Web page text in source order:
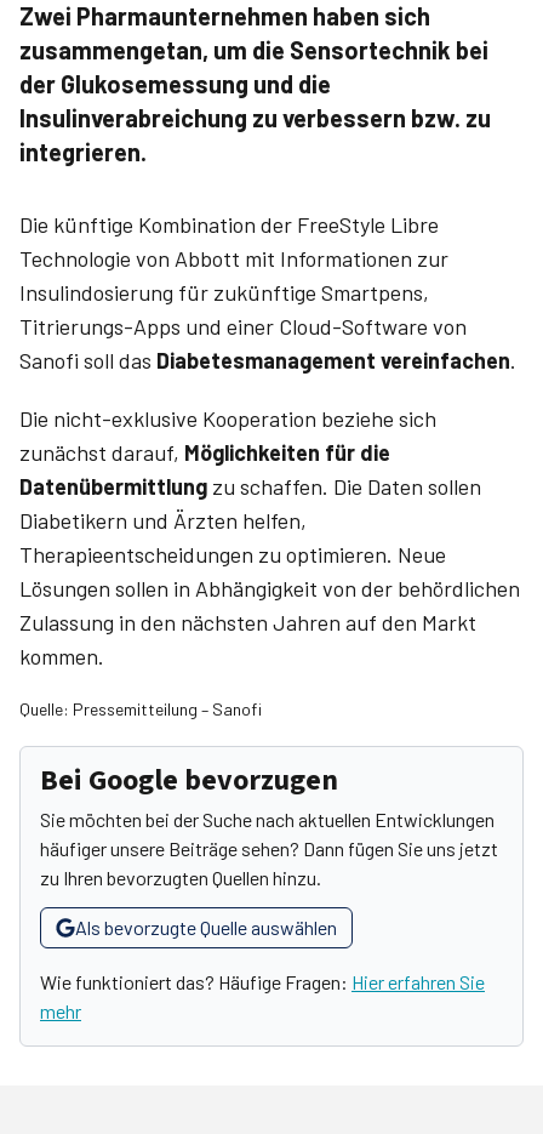
Zwei Pharmaunternehmen haben sich
zusammengetan, um die Sensortechnik bei
der Glukosemessung und die
Insulinverabreichung zu verbessern bzw. zu
integrieren.
Die künftige Kombination der FreeStyle Libre
Technologie von Abbott mit Informationen zur
Insulindosierung für zukünftige Smartpens,
Titrierungs-Apps und einer Cloud-Software von
Sanofi soll das Diabetesmanagement vereinfachen.
Die nicht-exklusive Kooperation beziehe sich
zunächst darauf, Möglichkeiten für die
Datenübermittlung zu schaffen. Die Daten sollen
Dia­betikern und Ärzten helfen,
Therapieentscheidungen zu optimieren. Neue
Lösungen sollen in Abhängigkeit von der behördlichen
Zulassung in den nächsten Jahren auf den Markt
kommen.
Quelle: Pressemitteilung – Sanofi
Bei Google bevorzugen
Sie möchten bei der Suche nach aktuellen Entwicklungen
häufiger unsere Beiträge sehen? Dann fügen Sie uns jetzt
zu Ihren bevorzugten Quellen hinzu.
Als bevorzugte Quelle auswählen
Wie funktioniert das? Häufige Fragen: Hier erfahren Sie
mehr